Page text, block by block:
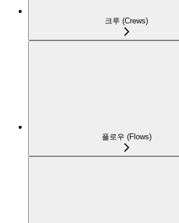
크루 (Crews)
플로우 (Flows)